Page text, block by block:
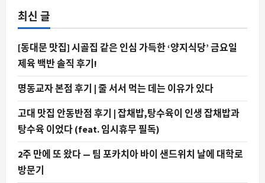
읽
어
보
기
최신 글
[동대문 맛집] 시골집 같은 인심 가득한 ‘양지식당’ 금요일
제육 백반 솔직 후기!
명동교자 본점 후기 | 줄 서서 먹는 데는 이유가 있다
고대 맛집 안동반점 후기 | 잡채밥,탕수육이 인생 잡채밥과
탕수육 이었다 (feat. 임시휴무 필독)
2주 만에 또 왔다 — 팀 포카치아 바이 샌드위치 날에 대학로
방문기